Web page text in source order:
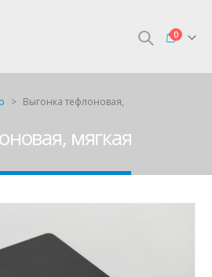
0
> Выгонка тефлоновая,
мягкая